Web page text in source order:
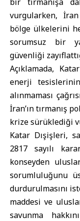
vurgularken,
bölge ülkelerini
sorumsuz bir
güvenliği
Açıklamada,
enerji
alınmaması
İran’ın tırmanış
krize sürüklediği
Katar Dışişleri,
2817 sayılı
konseyden
sorumluluğunu
durdurulmasını
maddesi ve
savunma